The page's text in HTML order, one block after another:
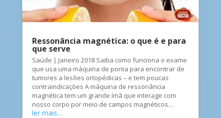
Ressonância magnética: o que é e para
que serve
Saúde | Janeiro 2018 Saiba como funciona o exame
que usa uma máquina de ponta para encontrar de
tumores a lesões ortopédicas – e tem poucas
contraindicações A máquina de ressonância
magnética tem um grande ímã que interage com
nosso corpo por meio de campos magnéticos…
ler mais…